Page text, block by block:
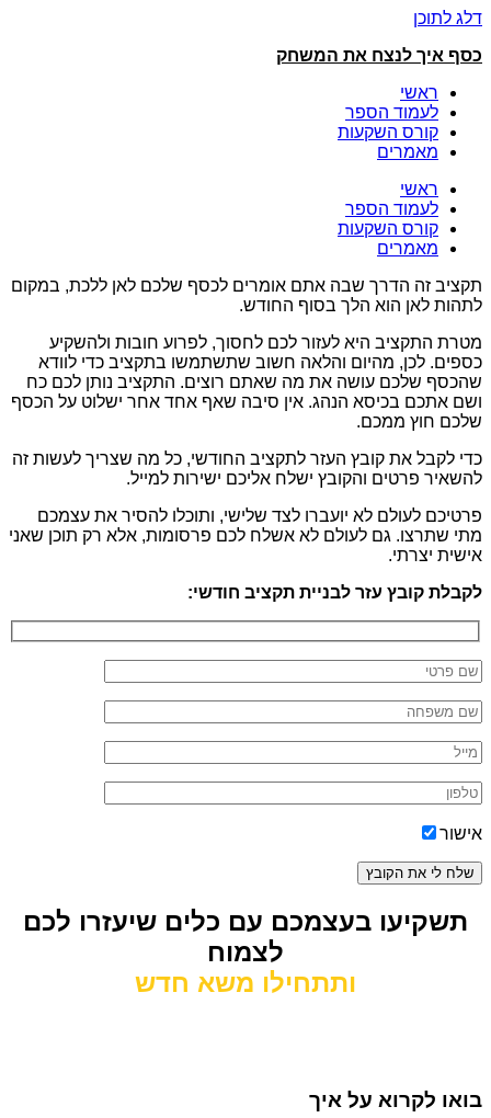
דלג לתוכן
כסף איך לנצח את המשחק
ראשי
לעמוד הספר
קורס השקעות
מאמרים
ראשי
לעמוד הספר
קורס השקעות
מאמרים
תקציב זה הדרך שבה אתם אומרים לכסף שלכם לאן ללכת, במקום
לתהות לאן הוא הלך בסוף החודש.
מטרת התקציב היא לעזור לכם לחסוך, לפרוע חובות ולהשקיע
כספים. לכן, מהיום והלאה חשוב שתשתמשו בתקציב כדי לוודא
שהכסף שלכם עושה את מה שאתם רוצים. התקציב נותן לכם כח
ושם אתכם בכיסא הנהג. אין סיבה שאף אחד אחר ישלוט על הכסף
שלכם חוץ ממכם.
כדי לקבל את קובץ העזר לתקציב החודשי, כל מה שצריך לעשות זה
להשאיר פרטים והקובץ ישלח אליכם ישירות למייל.
פרטיכם לעולם לא יועברו לצד שלישי, ותוכלו להסיר את עצמכם
מתי שתרצו. גם לעולם לא אשלח לכם פרסומות, אלא רק תוכן שאני
אישית יצרתי.
לקבלת קובץ עזר לבניית תקציב חודשי:
אישור
תשקיעו בעצמכם עם כלים שיעזרו לכם
לצמוח
ותתחילו משא חדש
בואו לקרוא על איך